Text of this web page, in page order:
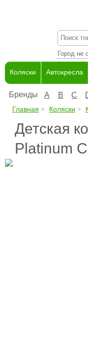
Город не
Коляски Автокресла
Бренды A B C
Главная Коляски
Детская
Platinum